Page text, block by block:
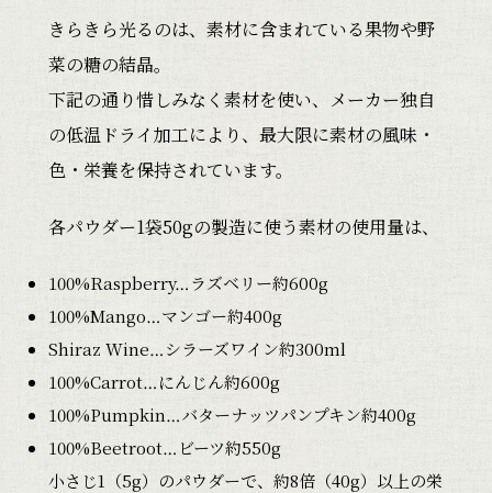
きらきら光るのは、素材に含まれている果物や野
菜の糖の結晶。
下記の通り惜しみなく素材を使い、メーカー独自
の低温ドライ加工により、最大限に素材の風味・
色・栄養を保持されています。
各パウダー1袋50gの製造に使う素材の使用量は、
100%Raspberry…ラズベリー約600g
100%Mango…マンゴー約400g
Shiraz Wine…シラーズワイン約300ml
100%Carrot…にんじん約600g
100%Pumpkin…バターナッツパンプキン約400g
100%Beetroot…ビーツ約550g
小さじ1（5g）のパウダーで、約8倍（40g）以上の栄